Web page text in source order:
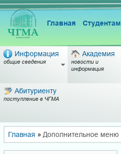
Главная Студентам
Информация
общие сведения
Академия
новости и
информация
Абитуриенту
поступление в ЧГМА
Главная » Дополнительное меню